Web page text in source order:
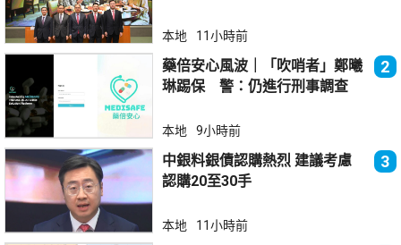
本地 11小時前
藥倍安心風波｜「吹哨者」鄭曦
琳踢保 警：仍進行刑事調查
2
本地 9小時前
中銀料銀債認購熱烈 建議考慮
認購20至30手
3
本地 11小時前